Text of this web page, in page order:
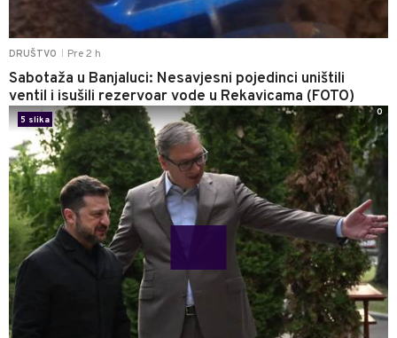
DRUŠTVO Pre 2 h
Sabotaža u Banjaluci: Nesavjesni pojedinci uništili
ventil i isušili rezervoar vode u Rekavicama (FOTO)
5 slika
0